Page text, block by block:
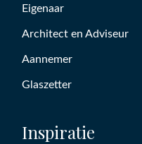
Eigenaar
Architect en Adviseur
Aannemer
Glaszetter
Inspiratie